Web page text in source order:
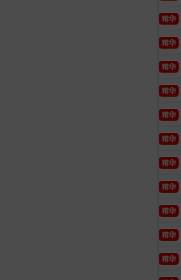
精华
精华
精华
精华
精华
精华
精华
精华
精华
精华
精华